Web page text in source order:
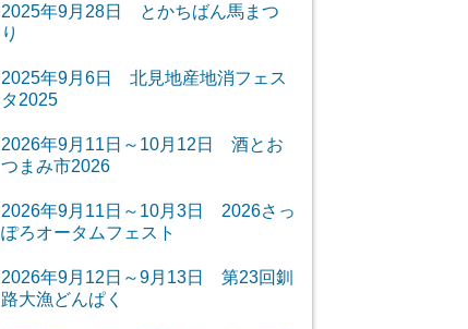
2025年9月28日 とかちばん馬まつ
り
2025年9月6日 北見地産地消フェス
タ2025
2026年9月11日～10月12日 酒とお
つまみ市2026
2026年9月11日～10月3日 2026さっ
ぽろオータムフェスト
2026年9月12日～9月13日 第23回釧
路大漁どんぱく